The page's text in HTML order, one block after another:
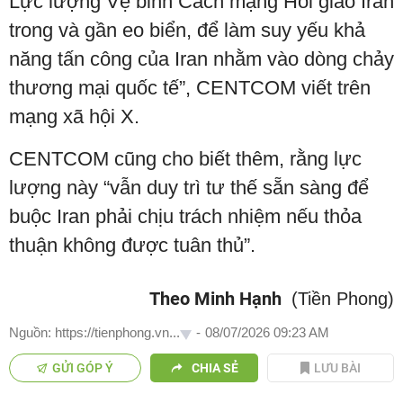
trong và gần eo biển, để làm suy yếu khả
năng tấn công của Iran nhằm vào dòng chảy
thương mại quốc tế”, CENTCOM viết trên
mạng xã hội X.
CENTCOM cũng cho biết thêm, rằng lực
lượng này “vẫn duy trì tư thế sẵn sàng để
buộc Iran phải chịu trách nhiệm nếu thỏa
thuận không được tuân thủ”.
Theo Minh Hạnh (Tiền Phong)
Nguồn: https://tienphong.vn... - 08/07/2026 09:23 AM
GỬI GÓP Ý CHIA SẺ LƯU BÀI